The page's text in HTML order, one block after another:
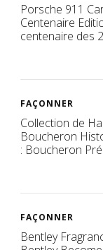
Porsche 911
Centenaire
centenaire des
FAÇONNER
Collection de
Boucheron
: Boucheron
FAÇONNER
Bentley